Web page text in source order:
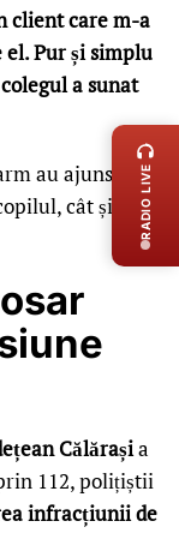
client care m-a
Pur și simplu
a sunat
au ajuns în
cât și
Călărașia
112, polițiștii
infracțiunii de
RADIO LIVE